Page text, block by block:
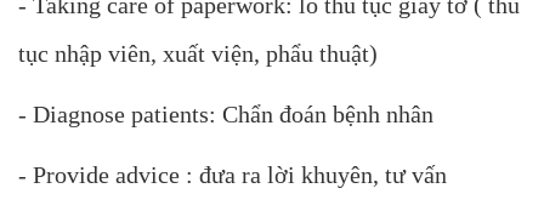
tục nhập viên, xuất viện, phẩu thuật)
- Diagnose patients: Chẩn đoán bệnh nhân
- Provide advice : đưa ra lời khuyên, tư vấn